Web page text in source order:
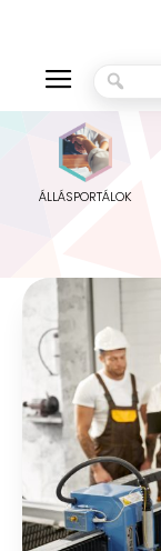
ÁLLÁSPORTÁLOK